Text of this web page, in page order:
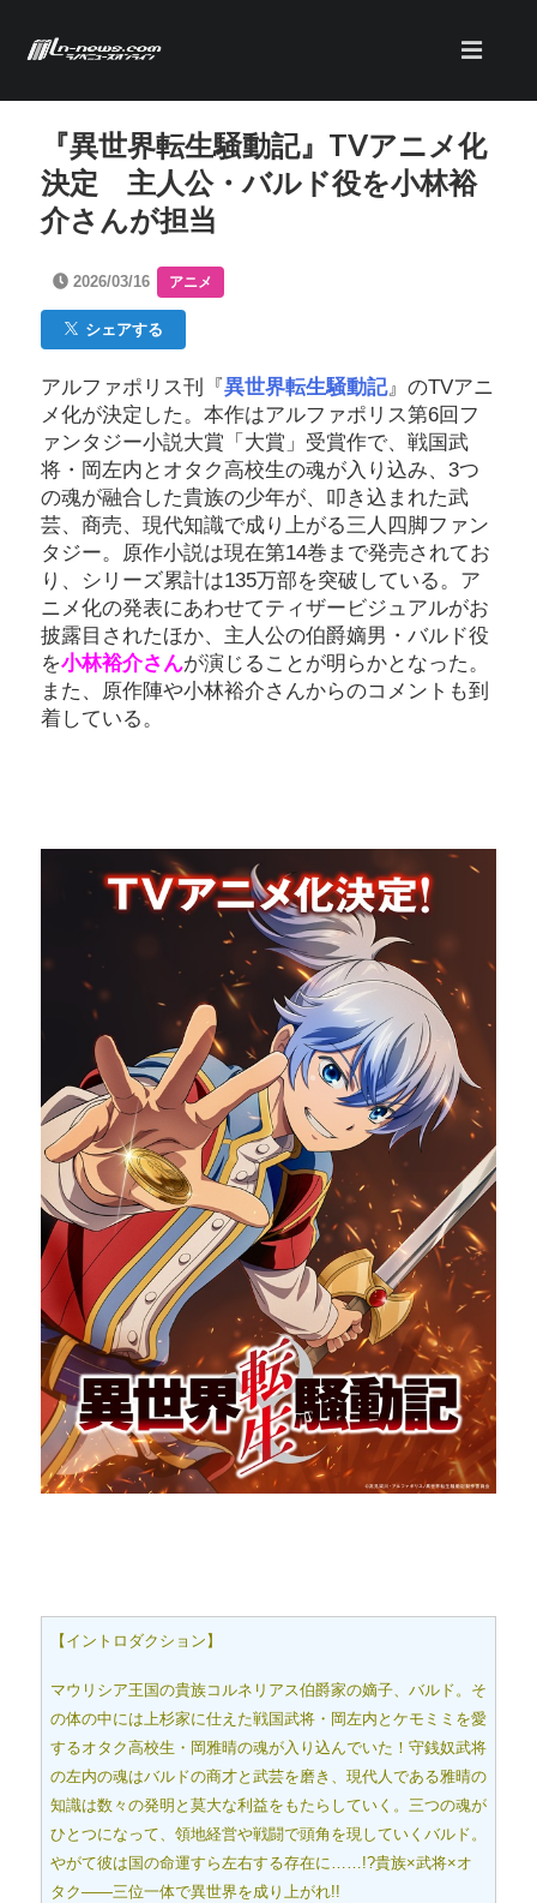
『異世界転生騒動記』TVアニメ化
決定 主人公・バルド役を小林裕
介さんが担当
2026/03/16 アニメ
シェアする
アルファポリス刊『 異世界転生騒動記』のTVアニ
メ化が決定した。本作はアルファポリス第6回フ
ァンタジー小説大賞「大賞」受賞作で、戦国武
将・岡左内とオタク高校生の魂が入り込み、3つ
の魂が融合した貴族の少年が、叩き込まれた武
芸、商売、現代知識で成り上がる三人四脚ファン
タジー。原作小説は現在第14巻まで発売されてお
り、シリーズ累計は135万部を突破している。ア
ニメ化の発表にあわせてティザービジュアルがお
披露目されたほか、主人公の伯爵嫡男・バルド役
を小林裕介さんが演じることが明らかとなった。
また、原作陣や小林裕介さんからのコメントも到
着している。
【イントロダクション】
マウリシア王国の貴族コルネリアス伯爵家の嫡子、バルド。そ
の体の中には上杉家に仕えた戦国武将・岡左内とケモミミを愛
するオタク高校生・岡雅晴の魂が入り込んでいた！守銭奴武将
の左内の魂はバルドの商才と武芸を磨き、現代人である雅晴の
知識は数々の発明と莫大な利益をもたらしていく。三つの魂が
ひとつになって、領地経営や戦闘で頭角を現していくバルド。
やがて彼は国の命運すら左右する存在に……!?貴族×武将×オ
タク――三位一体で異世界を成り上がれ!!